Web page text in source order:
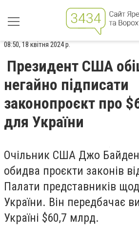
08:50, 18 квітня 2024 р.
Президент США
негайно підписати
законопроєкт про
для України
Очільник США Джо
обидва проєкти законів
Палати представників
України. Він передбачає
Україні $60,7 млрд.